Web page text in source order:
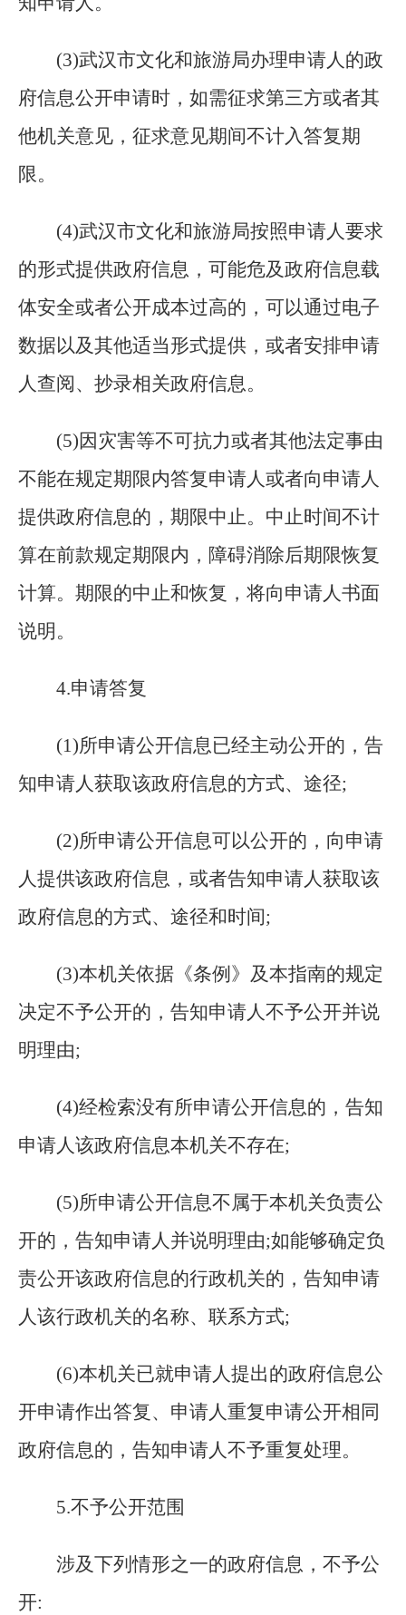
(3)武汉市文化和旅游局办理申请人的政
府信息公开申请时，如需征求第三方或者其
他机关意见，征求意见期间不计入答复期
限。
(4)武汉市文化和旅游局按照申请人要求
的形式提供政府信息，可能危及政府信息载
体安全或者公开成本过高的，可以通过电子
数据以及其他适当形式提供，或者安排申请
人查阅、抄录相关政府信息。
(5)因灾害等不可抗力或者其他法定事由
不能在规定期限内答复申请人或者向申请人
提供政府信息的，期限中止。中止时间不计
算在前款规定期限内，障碍消除后期限恢复
计算。期限的中止和恢复，将向申请人书面
说明。
4.申请答复
(1)所申请公开信息已经主动公开的，告
知申请人获取该政府信息的方式、途径;
(2)所申请公开信息可以公开的，向申请
人提供该政府信息，或者告知申请人获取该
政府信息的方式、途径和时间;
(3)本机关依据《条例》及本指南的规定
决定不予公开的，告知申请人不予公开并说
明理由;
(4)经检索没有所申请公开信息的，告知
申请人该政府信息本机关不存在;
(5)所申请公开信息不属于本机关负责公
开的，告知申请人并说明理由;如能够确定负
责公开该政府信息的行政机关的，告知申请
人该行政机关的名称、联系方式;
(6)本机关已就申请人提出的政府信息公
开申请作出答复、申请人重复申请公开相同
政府信息的，告知申请人不予重复处理。
5.不予公开范围
涉及下列情形之一的政府信息，不予公
开: